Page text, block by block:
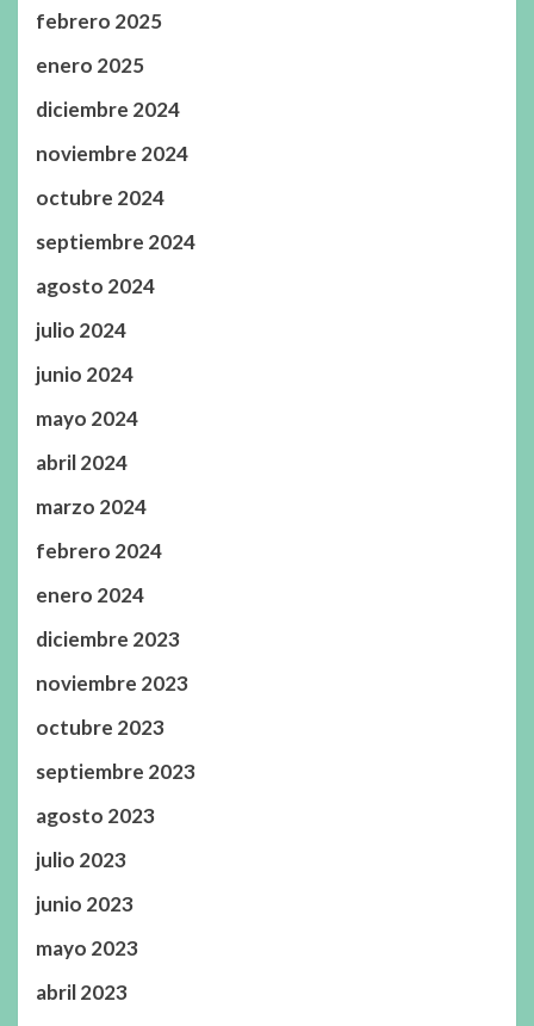
febrero 2025
enero 2025
diciembre 2024
noviembre 2024
octubre 2024
septiembre 2024
agosto 2024
julio 2024
junio 2024
mayo 2024
abril 2024
marzo 2024
febrero 2024
enero 2024
diciembre 2023
noviembre 2023
octubre 2023
septiembre 2023
agosto 2023
julio 2023
junio 2023
mayo 2023
abril 2023